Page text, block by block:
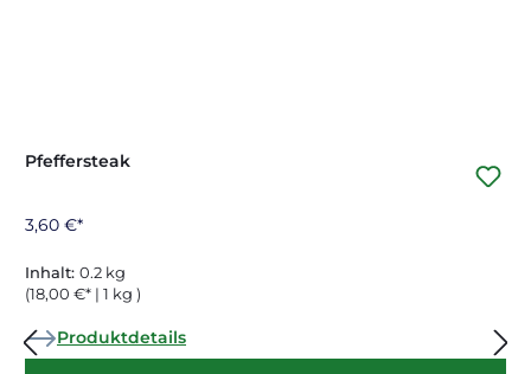
Pfeffersteak
3,60 €*
Inhalt: 0.2 kg
(18,00 €* | 1 kg )
Produktdetails